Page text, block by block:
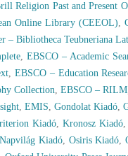
Religion Past and Present
Online Library (CEEOL),
– Bibliotheca Teubneriana
,EBSCO – Academic
, EBSCO – Education
Collection,EBSCO – RILM
, EMIS,Gondolat Kiadó,
Kiadó,Kronosz Kiadó
Napvilág Kiadó, Osiris Kiadó,